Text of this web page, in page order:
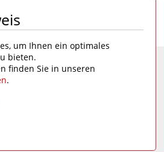
1 2 3 >
Hygiene-Museums
um Ihnen ein optimales
bieten.
finden Sie in unseren
.